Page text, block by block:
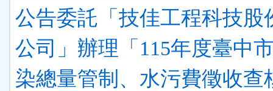
公告委託「技佳工程科技股
公司」辦理「115年度臺中
染總量管制、水污費徵收查